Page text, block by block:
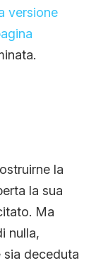
versione
la
la sua
Ma
nulla,
sia deceduta